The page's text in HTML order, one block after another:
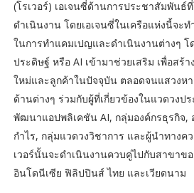
(โรเวอร์) เอเจนซี่ด้านการประชาสัมพันธ์
ดำเนินงาน โดยเอเจนซี่ในเครือแห่งนี้จะ
ในการทำแคมเปญและดำเนินงานต่างๆ
ประดิษฐ์ หรือ AI เข้ามาช่วยเสริม เพื่อสร้
ใหม่และลูกค้าในปัจจุบัน ตลอดจนแสวงห
ด้านต่างๆ ร่วมกับผู้ที่เกี่ยวข้องในแวดวงป
พัฒนาแอปพลิเคชัน AI, กลุ่มองค์กรธุรกิจ,
กำไร, กลุ่มแวดวงวิชาการ และผู้นำทางค
เวอร์นั้นจะดำเนินงานควบคู่ไปกับสาขาข
อินโดนีเซีย ฟิลิปปินส์ ไทย และเวียดนาม